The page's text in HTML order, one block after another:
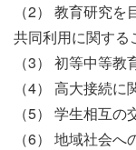
（2） 教育研究
共同利用に関する
（3） 初等中等
（4） 高大接続に
（5） 学生相互
（6） 地域社会